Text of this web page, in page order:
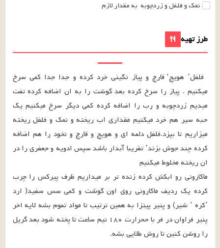
نمک و فلفل و زردچوبه به مقدار لازم
طرز تهیه
را روشن کنین تا روش طلایی بشه.